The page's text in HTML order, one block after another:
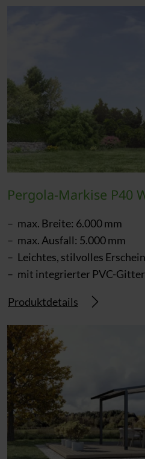
Pergola-Markise P40
max. Breite: 6.000 mm
max. Ausfall: 5.000 mm
Leichtes, stilvolles
mit integrierter PVC-
Produktdetails